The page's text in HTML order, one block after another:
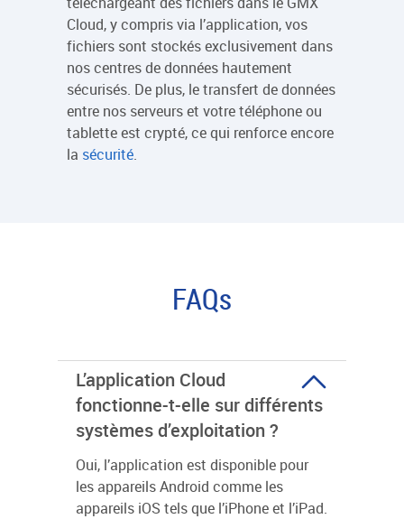
Cloud, y compris via l’application, vos
fichiers sont stockés exclusivement dans
nos centres de données hautement
sécurisés. De plus, le transfert de données
entre nos serveurs et votre téléphone ou
tablette est crypté, ce qui renforce encore
la sécurité.
FAQs
L’application Cloud
fonctionne-t-elle sur différents
systèmes d’exploitation ?
Oui, l’application est disponible pour
les appareils Android comme les
appareils iOS tels que l’iPhone et l’iPad.